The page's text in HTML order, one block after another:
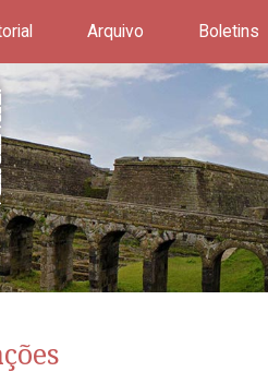
Arquivo Boletins